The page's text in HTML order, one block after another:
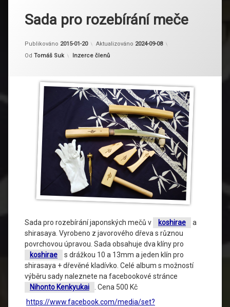
Sada pro rozebírání meče
Publikováno 2015-01-20 Aktualizováno 2024-09-08
Od Tomáš Suk Kategorie:
Inzerce členů
Sada pro rozebírání japonských mečů v koshirae
a
shirasaya. Vyrobeno z javorového dřeva s různou
povrchovou úpravou. Sada obsahuje dva klíny pro
koshirae
s drážkou 10 a 13mm a jeden klín pro
shirasaya + dřevěné kladívko. Celé album s možností
výběru sady naleznete na facebookové stránce
Nihonto Kenkyukai
. Cena 500 Kč
https://www.facebook.com/media/set?